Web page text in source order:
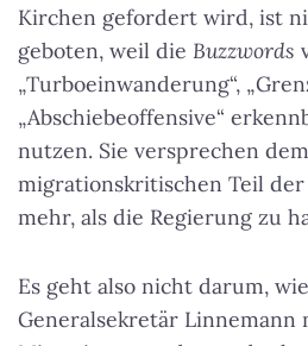
Kirchen gefordert wird, ist
geboten, weil die Buzzwords
„Turboeinwanderung“,
„Abschiebeoffensive“
nutzen. Sie versprechen dem
migrationskritischen Teil
mehr, als die Regierung zu
Es geht also nicht darum,
Generalsekretär Linnemann